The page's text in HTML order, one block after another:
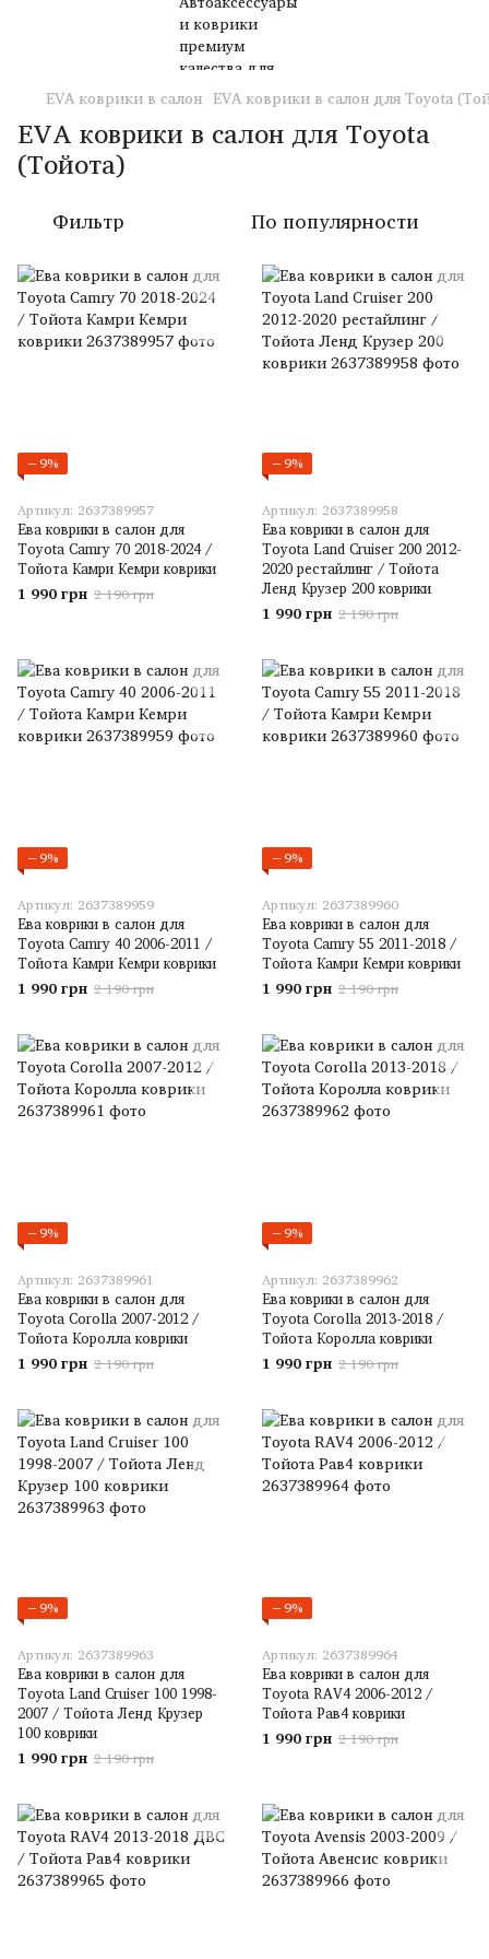
EVA коврики в салон EVA коврики в салон для Toyota
EVA коврики в салон для Toyota
(Тойота)
Фильтр По популярности
−9%
Артикул: 2637389957
Ева коврики в салон для
Toyota Camry 70 2018-2024 /
Тойота Камри Кемри коврики
1 990 грн 2 190 грн
−9%
Артикул: 2637389958
Ева коврики в салон для
Toyota Land Cruiser 200 2012-
2020 рестайлинг / Тойота
Ленд Крузер 200 коврики
1 990 грн 2 190 грн
−9%
Артикул: 2637389959
Ева коврики в салон для
Toyota Camry 40 2006-2011 /
Тойота Камри Кемри коврики
1 990 грн 2 190 грн
−9%
Артикул: 2637389960
Ева коврики в салон для
Toyota Camry 55 2011-2018 /
Тойота Камри Кемри коврики
1 990 грн 2 190 грн
−9%
Артикул: 2637389961
Ева коврики в салон для
Toyota Corolla 2007-2012 /
Тойота Королла коврики
1 990 грн 2 190 грн
−9%
Артикул: 2637389962
Ева коврики в салон для
Toyota Corolla 2013-2018 /
Тойота Королла коврики
1 990 грн 2 190 грн
−9%
Артикул: 2637389963
Ева коврики в салон для
Toyota Land Cruiser 100 1998-
2007 / Тойота Ленд Крузер
100 коврики
1 990 грн 2 190 грн
−9%
Артикул: 2637389964
Ева коврики в салон для
Toyota RAV4 2006-2012 /
Тойота Рав4 коврики
1 990 грн 2 190 грн